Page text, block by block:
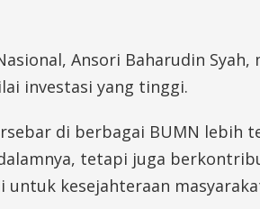
Ansori Baharudin
investasi yang tinggi.
di berbagai BUMN lebih
tetapi juga
untuk kesejahteraan